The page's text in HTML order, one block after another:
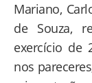
Mariano,
de Souza,
exercício de
nos